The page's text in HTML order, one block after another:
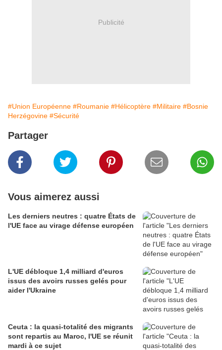
Publicité
#Union Européenne #Roumanie #Hélicoptère #Militaire #Bosnie
Herzégovine #Sécurité
Partager
Vous aimerez aussi
Les derniers neutres : quatre États de
l'UE face au virage défense européen
L'UE débloque 1,4 milliard d'euros
issus des avoirs russes gelés pour
aider l'Ukraine
Ceuta : la quasi-totalité des migrants
sont repartis au Maroc, l'UE se réunit
mardi à ce sujet